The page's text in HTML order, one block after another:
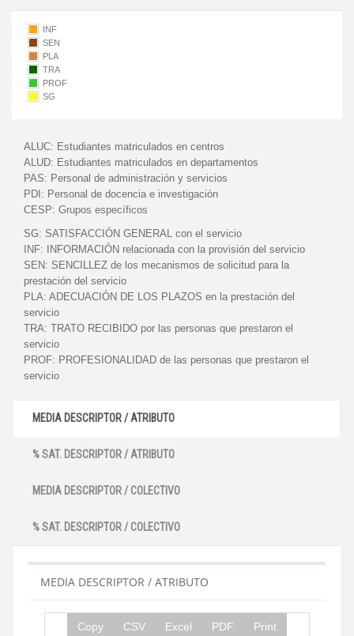
INF
SEN
PLA
TRA
PROF
SG
ALUC: Estudiantes matriculados en centros
ALUD: Estudiantes matriculados en departamentos
PAS: Personal de administración y servicios
PDI: Personal de docencia e investigación
CESP: Grupos específicos
SG: SATISFACCIÓN GENERAL con el servicio
INF:
INFORMACIÓN relacionada con la provisión del servicio
SEN: SENCILLEZ de los mecanismos de solicitud para la
prestación del servicio
PLA: ADECUACIÓN DE LOS PLAZOS en la prestación del
servicio
TRA: TRATO RECIBIDO por las personas que prestaron el
servicio
PROF: PROFESIONALIDAD de las personas que prestaron el
servicio
MEDIA DESCRIPTOR / ATRIBUTO
% SAT. DESCRIPTOR / ATRIBUTO
MEDIA DESCRIPTOR / COLECTIVO
% SAT. DESCRIPTOR / COLECTIVO
MEDIA DESCRIPTOR / ATRIBUTO
Copy CSV Excel PDF Print